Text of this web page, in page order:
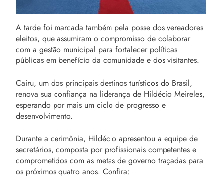
A tarde foi marcada também pela posse dos vereadores
eleitos, que assumiram o compromisso de colaborar
com a gestão municipal para fortalecer políticas
públicas em benefício da comunidade e dos visitantes.
Cairu, um dos principais destinos turísticos do Brasil,
renova sua confiança na liderança de Hildécio Meireles,
esperando por mais um ciclo de progresso e
desenvolvimento.
Durante a cerimônia, Hildécio apresentou a equipe de
secretários, composta por profissionais competentes e
comprometidos com as metas de governo traçadas para
os próximos quatro anos. Confira: